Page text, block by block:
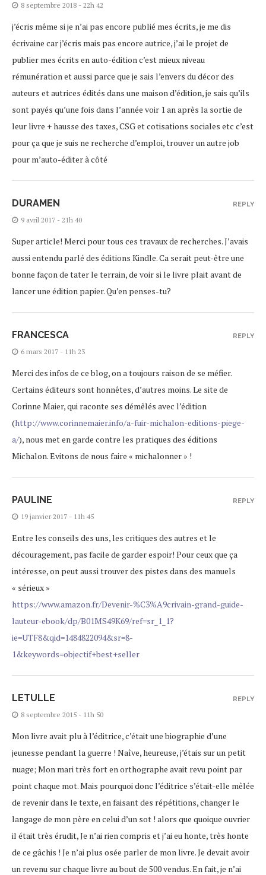
8 septembre 2018 - 22h 42
j’écris même si je n’ai pas encore publié mes écrits, je me dis
écrivaine car j’écris mais pas encore autrice, j’ai le projet de
publier mes écrits en auto-édition c’est mieux niveau
rémunération et aussi parce que je sais l’envers du décor des
auteurs et autrices édités dans une maison d’édition, je sais qu’ils
sont payés qu’une fois dans l’année voir 1 an après la sortie de
leur livre + hausse des taxes, CSG et cotisations sociales etc c’est
pour ça que je suis ne recherche d’emploi, trouver un autre job
pour m’auto-éditer à côté
DURAMEN
9 avril 2017 - 21h 40
Super article! Merci pour tous ces travaux de recherches. J’avais
aussi entendu parlé des éditions Kindle. Ca serait peut-être une
bonne façon de tater le terrain, de voir si le livre plait avant de
lancer une édition papier. Qu’en penses-tu?
REPLY
FRANCESCA
6 mars 2017 - 11h 23
Merci des infos de ce blog, on a toujours raison de se méfier.
Certains éditeurs sont honnêtes, d’autres moins. Le site de
Corinne Maier, qui raconte ses démêlés avec l’édition
(http://www.corinnemaier.info/a-fuir-michalon-editions-piege-
a/), nous met en garde contre les pratiques des éditions
Michalon. Evitons de nous faire « michalonner » !
REPLY
PAULINE
19 janvier 2017 - 11h 45
Entre les conseils des uns, les critiques des autres et le
découragement, pas facile de garder espoir! Pour ceux que ça
intéresse, on peut aussi trouver des pistes dans des manuels
« sérieux »
https://www.amazon.fr/Devenir-%C3%A9crivain-grand-guide-
lauteur-ebook/dp/B01MS49K69/ref=sr_1_1?
ie=UTF8&qid=1484822094&sr=8-
1&keywords=objectif+best+seller
REPLY
LETULLE
8 septembre 2015 - 11h 50
Mon livre avait plu à l’éditrice, c’était une biographie d’une
jeunesse pendant la guerre ! Naîve, heureuse, j’étais sur un petit
nuage; Mon mari très fort en orthographe avait revu point par
point chaque mot. Mais pourquoi donc l’éditrice s’était-elle mêlée
de revenir dans le texte, en faisant des répétitions, changer le
langage de mon père en celui d’un sot ! alors que quoique ouvrier
il était très érudit, Je n’ai rien compris et j’ai eu honte, très honte
de ce gâchis ! Je n’ai plus osée parler de mon livre. Je devait avoir
un revenu sur chaque livre au bout de 500 vendus. En fait, je n’ai
REPLY